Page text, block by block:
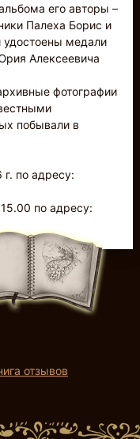
его авторы –
Палеха Борис и
удостоены медали
Алексеевича
фотографии
побывали в
по адресу:
по адресу:
отзывов